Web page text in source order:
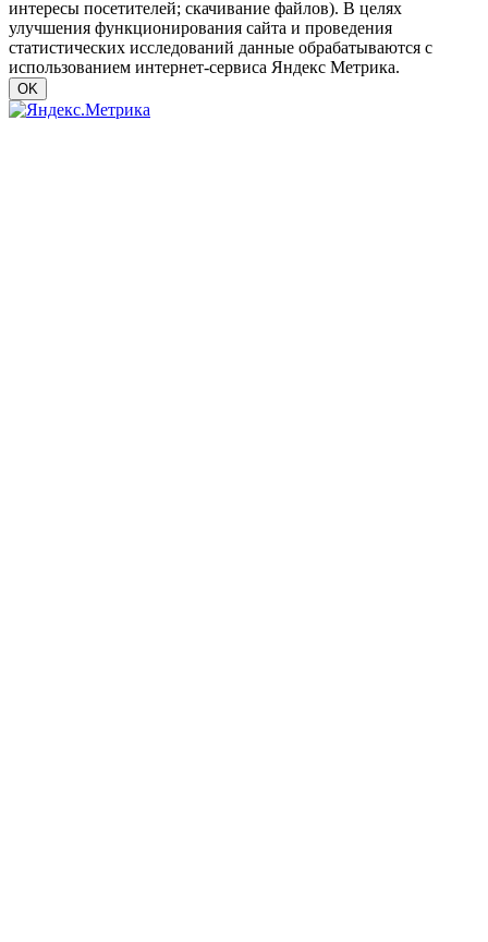
интересы посетителей; скачивание файлов). В целях
улучшения функционирования сайта и проведения
статистических исследований данные обрабатываются с
использованием интернет-сервиса Яндекс Метрика.
OK